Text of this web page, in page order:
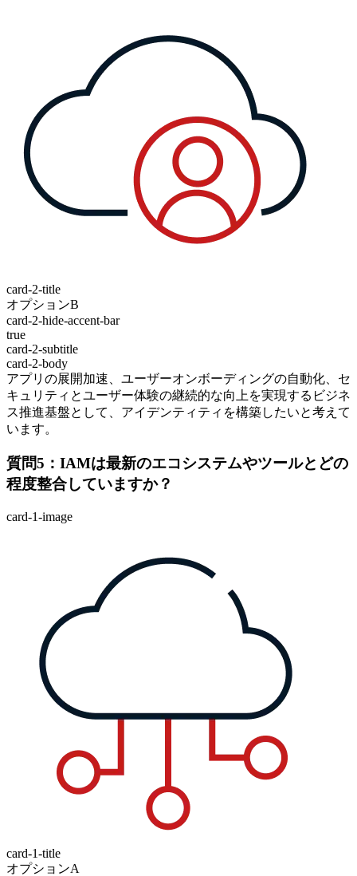
card-2-title
オプションB
card-2-hide-accent-bar
true
card-2-subtitle
card-2-body
アプリの展開加速、ユーザーオンボーディングの自動化、セ
キュリティとユーザー体験の継続的な向上を実現するビジネ
ス推進基盤として、アイデンティティを構築したいと考えて
います。
質問5：IAMは最新のエコシステムやツールとどの
程度整合していますか？
card-1-image
card-1-title
オプションA